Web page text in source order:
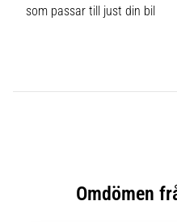
som passar till just din bil